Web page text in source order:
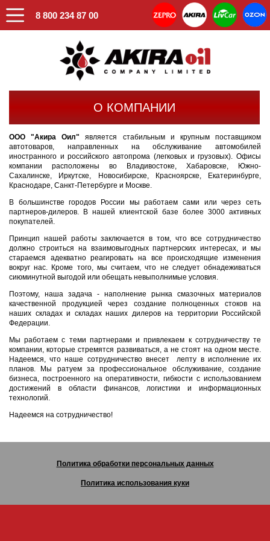
8 800 234 87 00
О КОМПАНИИ
ООО "Акира Оил"является стабильным и крупным поставщиком
автотоваров, направленных на обслуживание автомобилей
иностранного и российского автопрома (легковых и грузовых). Офисы
компании расположены во Владивостоке, Хабаровске, Южно-
Сахалинске, Иркутске, Новосибирске, Красноярске, Екатеринбурге,
Краснодаре, Санкт-Петербурге и Москве.
В большинстве городов России мы работаем сами или через сеть
партнеров-дилеров. В нашей клиентской базе более 3000 активных
покупателей.
Принцип нашей работы заключается в том, что все сотрудничество
должно строиться на взаимовыгодных партнерских интересах, и мы
стараемся адекватно реагировать на все происходящие изменения
вокруг нас. Кроме того, мы считаем, что не следует обнадеживаться
сиюминутной выгодой или обещать невыполнимые условия.
Поэтому, наша задача - наполнение рынка смазочных материалов
качественной продукцией через создание полноценных стоков на
наших складах и складах наших дилеров на территории Российской
Федерации.
Мы работаем с теми партнерами и привлекаем к сотрудничеству те
компании, которые стремятся развиваться, а не стоят на одном месте.
Надеемся, что наше сотрудничество внесет лепту в исполнение их
планов. Мы ратуем за профессиональное обслуживание, создание
бизнеса, построенного на оперативности, гибкости с использованием
достижений в области финансов, логистики и информационных
технологий.
Надеемся на сотрудничество!
Политика обработки персональных данных
Политика использования куки